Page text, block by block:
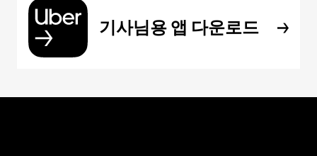
기사님용 앱 다운로드